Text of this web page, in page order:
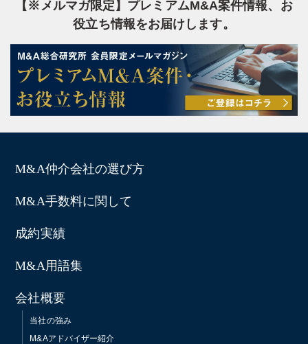
【※メルマガ限定】プレミアムM&A案件情報、お
役立ち情報をお届けします。
M&A仲介会社の選び方
M&A手数料に関して
成約実績
M&A用語集
会社概要
当社の強み
M&Aアドバイザー紹介